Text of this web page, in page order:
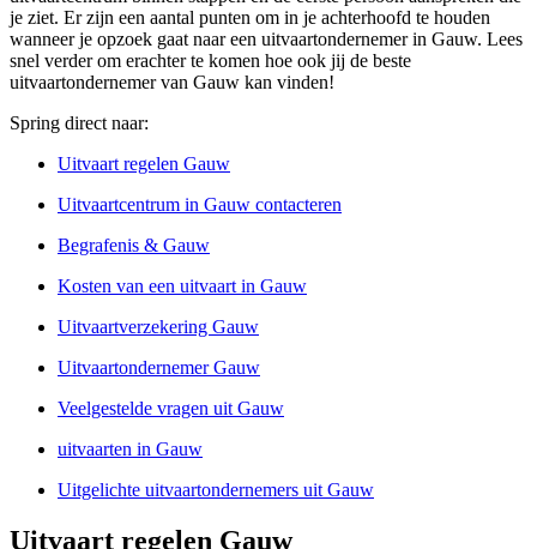
je ziet. Er zijn een aantal punten om in je achterhoofd te houden
wanneer je opzoek gaat naar een uitvaartondernemer in Gauw. Lees
snel verder om erachter te komen hoe ook jij de beste
uitvaartondernemer van Gauw kan vinden!
Spring direct naar:
Uitvaart regelen Gauw
Uitvaartcentrum in Gauw contacteren
Begrafenis & Gauw
Kosten van een uitvaart in Gauw
Uitvaartverzekering Gauw
Uitvaartondernemer Gauw
Veelgestelde vragen uit Gauw
uitvaarten in Gauw
Uitgelichte uitvaartondernemers uit Gauw
Uitvaart regelen Gauw